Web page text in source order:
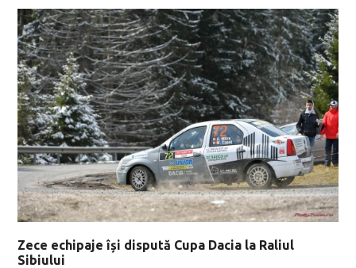
Zece echipaje își dispută Cupa Dacia la Raliul
Sibiului